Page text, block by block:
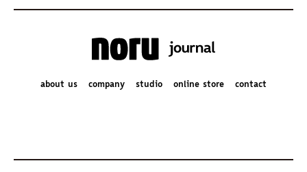
about us company studio online store contact